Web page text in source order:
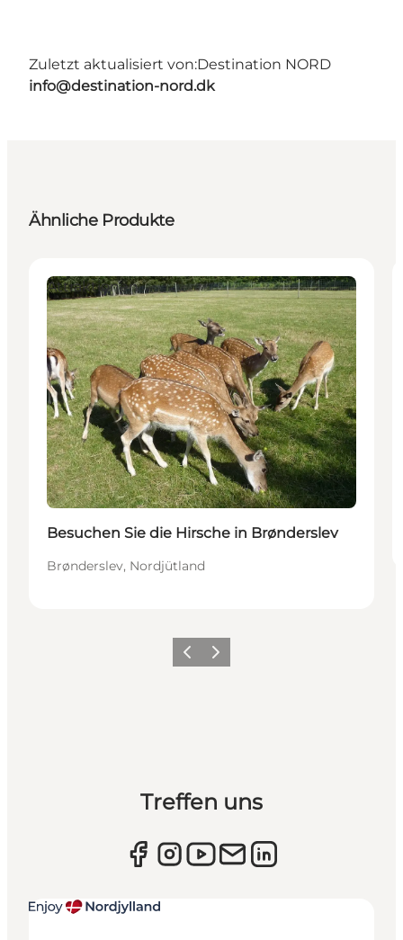
Zuletzt aktualisiert von:Destination NORD
info@destination-nord.dk
Ähnliche Produkte
Attraktionen
Besuchen Sie die Hirsche in Brønderslev
Brønderslev, Nordjütland
ZurückWeiter
Treffen uns